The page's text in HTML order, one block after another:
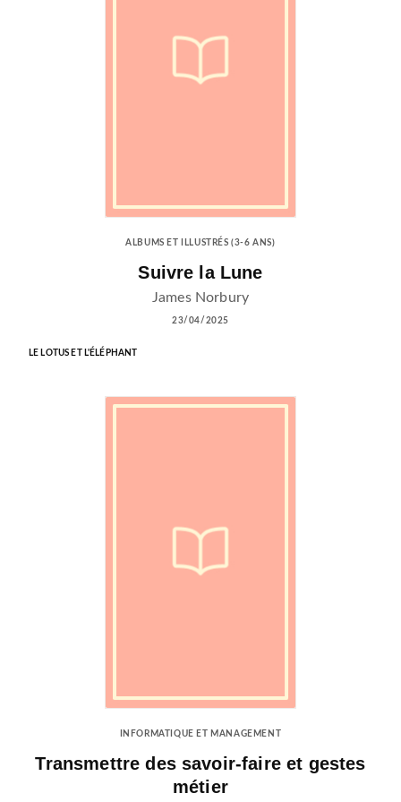
ALBUMS ET ILLUSTRÉS (3-6 ANS)
Suivre la Lune
James Norbury
23/04/2025
LE LOTUS ET L'ÉLÉPHANT
INFORMATIQUE ET MANAGEMENT
Transmettre des savoir-faire et gestes
métier